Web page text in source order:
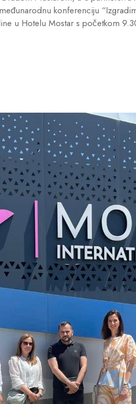
konferenciju
u Hotelu Mostar s početkom